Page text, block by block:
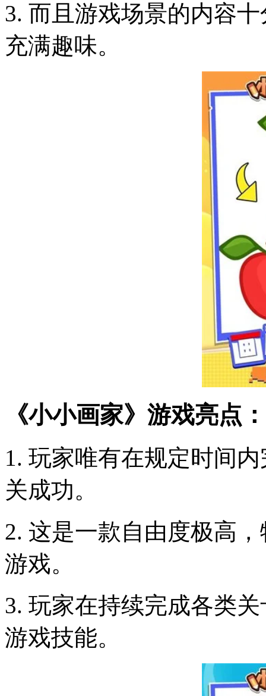
3. 而且游戏场景的内容
充满趣味。
《小小画家》游戏亮点：
1. 玩家唯有在规定时间
关成功。
2. 这是一款自由度极高
游戏。
3. 玩家在持续完成各类
游戏技能。